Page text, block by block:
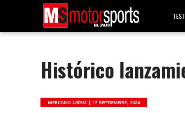
Histórico
MERCADO LATAM | 17 SEPTIEMBRE, 2024